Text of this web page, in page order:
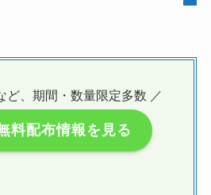
ど、期間・数量限定多数 ／
料配布情報を見る